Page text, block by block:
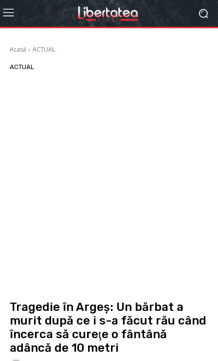
Acasă ACTUAL
ACTUAL
Tragedie în Argeș: Un bărbat a
murit după ce i s-a făcut rău când
încerca să cureţe o fântână
adâncă de 10 metri